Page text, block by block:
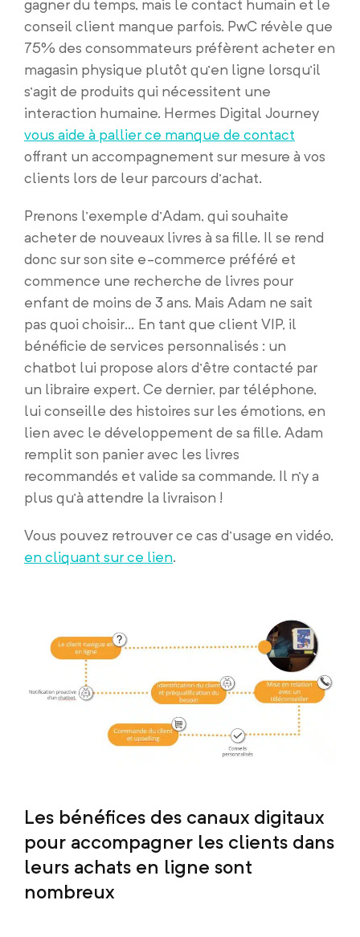
gagner du temps, mais le contact humain et le
conseil client manque parfois. PwC révèle que
75% des consommateurs préfèrent acheter en
magasin physique plutôt qu’en ligne lorsqu’il
s’agit de produits qui nécessitent une
interaction humaine. Hermes Digital Journey
vous aide à pallier ce manque de contact
offrant un accompagnement sur mesure à vos
clients lors de leur parcours d’achat.
Prenons l’exemple d’Adam, qui souhaite
acheter de nouveaux livres à sa fille. Il se rend
donc sur son site e-commerce préféré et
commence une recherche de livres pour
enfant de moins de 3 ans. Mais Adam ne sait
pas quoi choisir… En tant que client VIP, il
bénéficie de services personnalisés : un
chatbot lui propose alors d’être contacté par
un libraire expert. Ce dernier, par téléphone,
lui conseille des histoires sur les émotions, en
lien avec le développement de sa fille. Adam
remplit son panier avec les livres
recommandés et valide sa commande. Il n’y a
plus qu’à attendre la livraison !
Vous pouvez retrouver ce cas d’usage en vidéo,
en cliquant sur ce lien.
Les bénéfices des canaux digitaux
pour accompagner les clients dans
leurs achats en ligne sont
nombreux